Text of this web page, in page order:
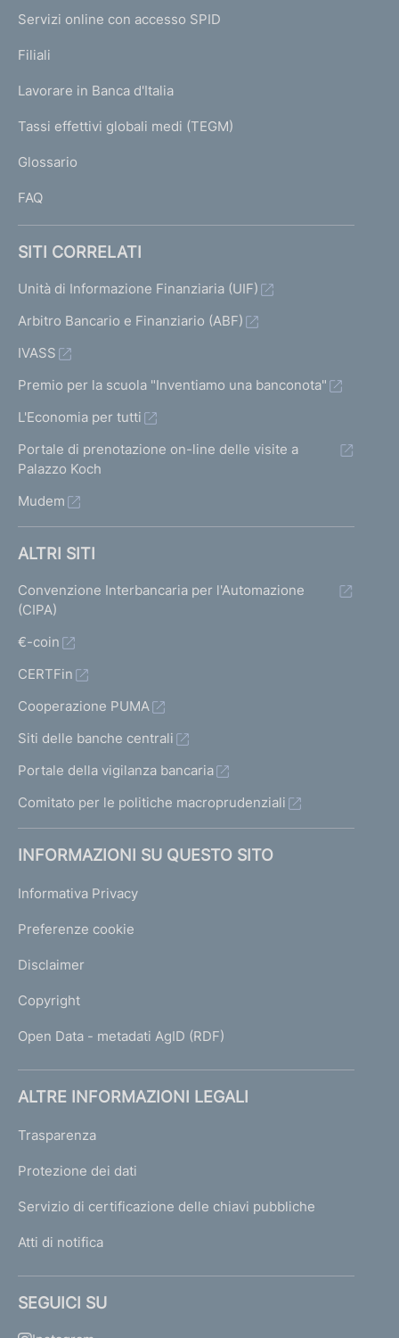
e
a
g
N
K
T
I
I
Servizi online con accesso SPID
Filiali
Lavorare in Banca d'Italia
Tassi effettivi globali medi (TEGM)
Glossario
FAQ
SITI CORRELATI
Unità di Informazione Finanziaria (UIF)
Arbitro Bancario e Finanziario (ABF)
IVASS
Premio per la scuola "Inventiamo una banconota"
L'Economia per tutti
Portale di prenotazione on-line delle visite a
Palazzo Koch
Mudem
ALTRI SITI
Convenzione Interbancaria per l'Automazione
(CIPA)
€-coin
CERTFin
Cooperazione PUMA
Siti delle banche centrali
Portale della vigilanza bancaria
Comitato per le politiche macroprudenziali
INFORMAZIONI SU QUESTO SITO
Informativa Privacy
Preferenze cookie
Disclaimer
Copyright
Open Data - metadati AgID (RDF)
ALTRE INFORMAZIONI LEGALI
Trasparenza
Protezione dei dati
Servizio di certificazione delle chiavi pubbliche
Atti di notifica
SEGUICI SU